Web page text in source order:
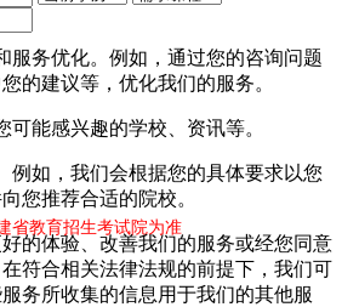
服务优化。例如，通过您的咨询问题
的建议等，优化我们的服务。
可能感兴趣的学校、资讯等。
例如，我们会根据您的具体要求以您
您推荐合适的院校。
的体验、改善我们的服务或经您同意
符合相关法律法规的前提下，我们可
务所收集的信息用于我们的其他服
省教育招生考试院为准